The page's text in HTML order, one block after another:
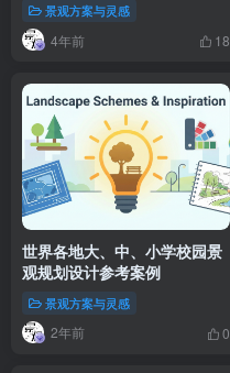
景观方案与灵感
4年前 18
世界各地大、中、小学校园景
观规划设计参考案例
景观方案与灵感
2年前 0